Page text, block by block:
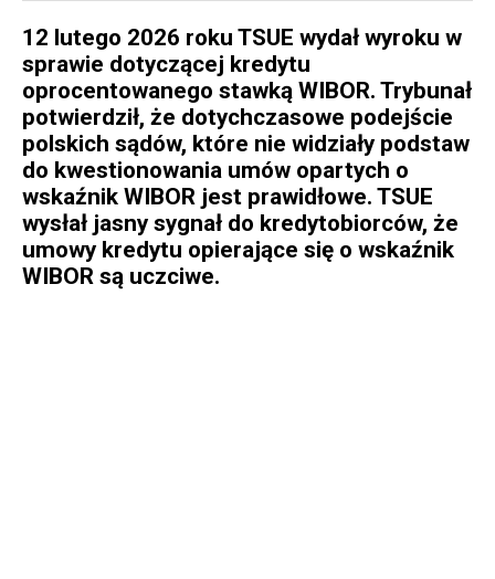
12 lutego 2026 roku TSUE wydał wyroku w
sprawie dotyczącej kredytu
oprocentowanego stawką WIBOR. Trybunał
potwierdził, że dotychczasowe podejście
polskich sądów, które nie widziały podstaw
do kwestionowania umów opartych o
wskaźnik WIBOR jest prawidłowe. TSUE
wysłał jasny sygnał do kredytobiorców, że
umowy kredytu opierające się o wskaźnik
WIBOR są uczciwe.